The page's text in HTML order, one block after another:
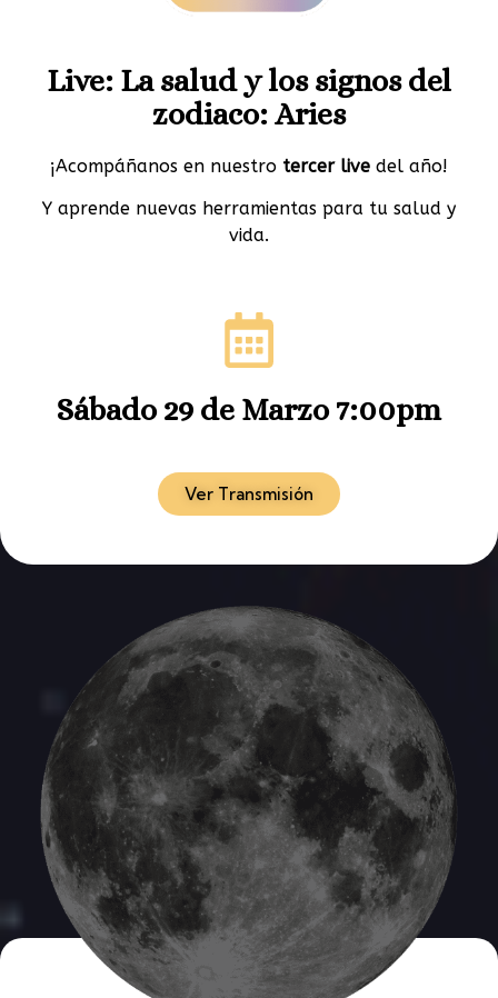
Live: La salud y los signos del
zodiaco: Aries
¡Acompáñanos en nuestro tercer live del año!
Y aprende nuevas herramientas para tu salud y
vida.
Sábado 29 de Marzo 7:00pm
Ver Transmisión